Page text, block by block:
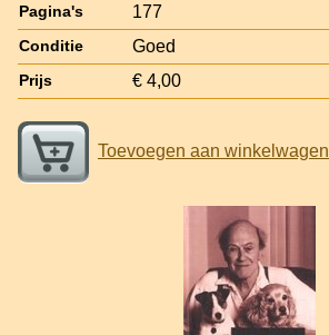
Pagina's 177
Conditie Goed
Prijs € 4,00
Toevoegen aan winkelwagen